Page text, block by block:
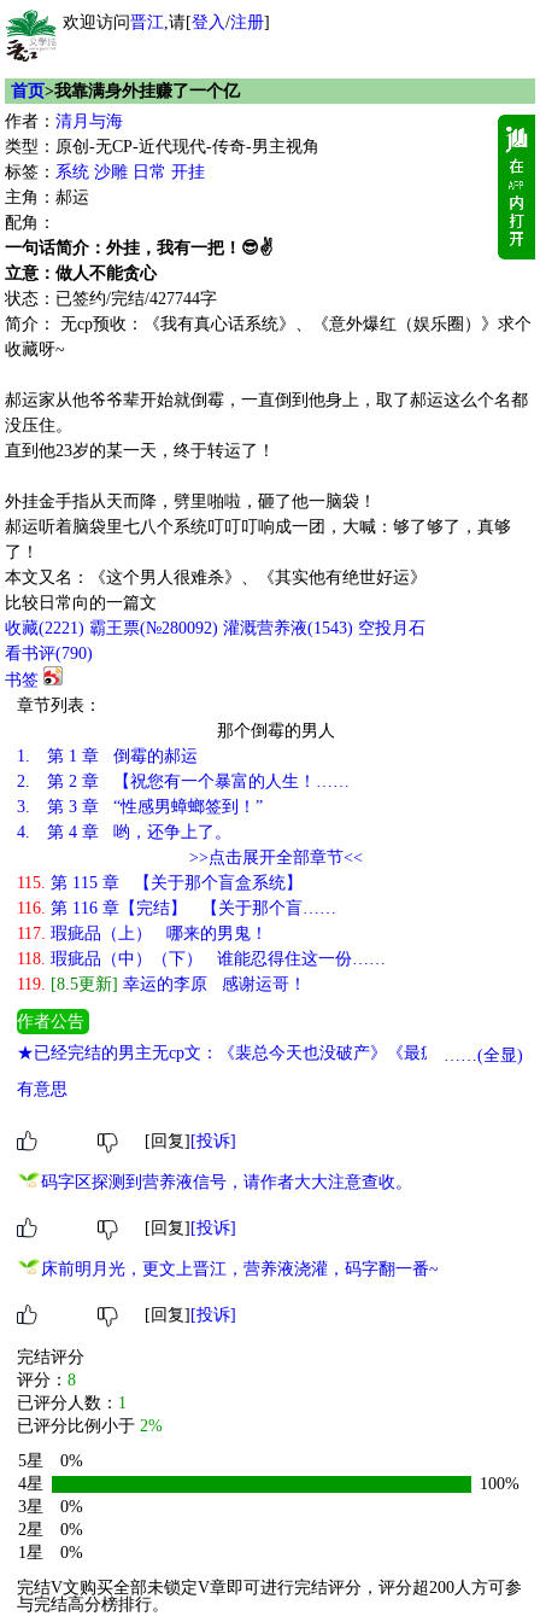
欢迎访问晋江,请[登入/注册]
首页>我靠满身外挂赚了一个亿
作者： 清月与海
类型：原创-无CP-近代现代-传奇-男主视角
标签： 系统 沙雕 日常 开挂
主角：郝运
配角：
一句话简介：外挂，我有一把！😎✌
立意：做人不能贪心
状态：已签约/完结/427744字
简介： 无cp预收：《我有真心话系统》、《意外爆红（娱乐圈）》求个
收藏呀~
郝运家从他爷爷辈开始就倒霉，一直倒到他身上，取了郝运这么个名都
没压住。
直到他23岁的某一天，终于转运了！
外挂金手指从天而降，劈里啪啦，砸了他一脑袋！
郝运听着脑袋里七八个系统叮叮叮响成一团，大喊：够了够了，真够
了！
本文又名：《这个男人很难杀》、《其实他有绝世好运》
比较日常向的一篇文
收藏(2221) 霸王票(№280092) 灌溉营养液(1543) 空投月石
看书评(790)
书签
章节列表：
那个倒霉的男人
1.
第 1 章 倒霉的郝运
2.
第 2 章 【祝您有一个暴富的人生！……
3.
第 3 章 “性感男蟑螂签到！”
4.
第 4 章 哟，还争上了。
>>点击展开全部章节<<
115. 第 115 章 【关于那个盲盒系统】
116. 第 116 章【完结】 【关于那个盲……
117. 瑕疵品（上） 哪来的男鬼！
118. 瑕疵品（中）（下） 谁能忍得住这一份……
119. [8.5更新] 幸运的李原 感谢运哥！
作者公告
★已经完结的男主无cp文：《裴总今天也没破产》《最疯顶流[娱乐
圈]》《在娱乐圈吃瓜看戏的日子》《拯救炮灰特殊手段[快穿]》 ★
进垃圾桶[快穿]》
……(全显)
有意思
[回复] [投诉]
码字区探测到营养液信号，请作者大大注意查收。
[回复] [投诉]
床前明月光，更文上晋江，营养液浇灌，码字翻一番~
[回复] [投诉]
完结评分
评分： 8
已评分人数： 1
已评分比例小于 2%
5星
0%
4星
100%
3星
0%
2星
0%
1星
0%
完结V文购买全部未锁定V章即可进行完结评分，评分超200人方可参
与完结高分榜排行。